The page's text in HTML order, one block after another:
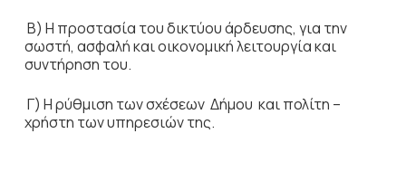
Β) Η προστασία του δικτύου άρδευσης, για την
σωστή, ασφαλή και οικονομική λειτουργία και
συντήρηση του.
Γ) Η ρύθμιση των σχέσεων Δήμου και πολίτη –
χρήστη των υπηρεσιών της.